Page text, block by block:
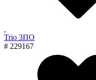
Trio 3ПО
# 229167